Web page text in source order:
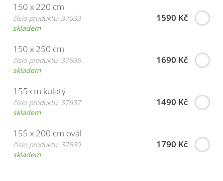
150 x 220 cm
číslo produktu: 37633
skladem
1590 Kč
150 x 250 cm
číslo produktu: 37635
skladem
1690 Kč
155 cm kulatý
číslo produktu: 37637
skladem
1490 Kč
155 x 200 cm ovál
číslo produktu: 37639
skladem
1790 Kč